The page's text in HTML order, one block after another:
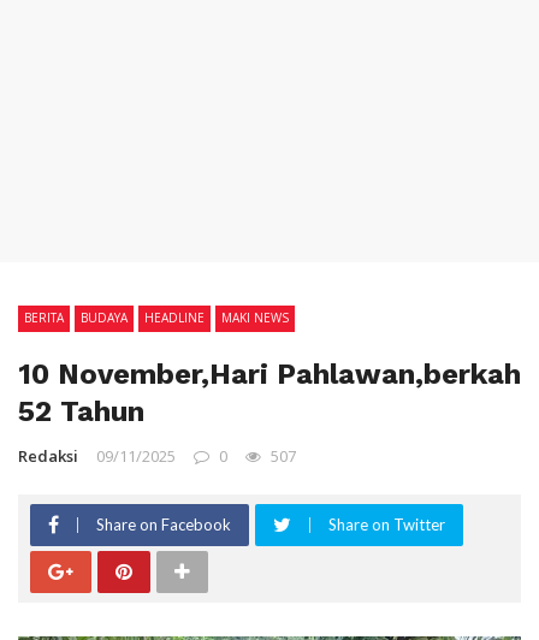
BERITA BUDAYA HEADLINE MAKI NEWS
10 November,Hari Pahlawan,berkah
52 Tahun
Redaksi 09/11/2025 0 507
Share on Facebook Share on Twitter